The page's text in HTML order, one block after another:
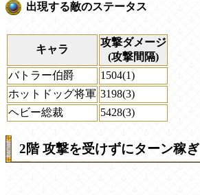
出現する敵のステータス
キャラ
攻撃ダメージ
(攻撃間隔)
バトラー伯爵
1504(1)
ホットドッグ将軍 3198(3)
ヘビー総裁
5428(3)
2階 攻撃を受けずにターン稼ぎ